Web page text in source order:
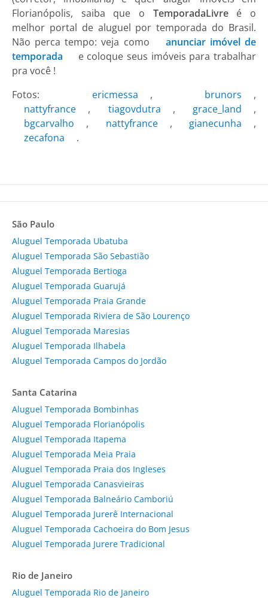
Florianópolis, saiba que o TemporadaLivreé o
melhor portal de aluguel por temporada do Brasil.
Não perca tempo: veja como
anunciar imóvel de
temporada
e coloque seus imóveis para trabalhar
pra você !
Fotos:
ericmessa , brunors
,
nattyfrance
, tiagovdutra , grace_land
,
bgcarvalho
, nattyfrance , gianecunha
,
zecafona
.
São Paulo
Aluguel Temporada Ubatuba
Aluguel Temporada São Sebastião
Aluguel Temporada Bertioga
Aluguel Temporada Guarujá
Aluguel Temporada Praia Grande
Aluguel Temporada Riviera de São Lourenço
Aluguel Temporada Maresias
Aluguel Temporada Ilhabela
Aluguel Temporada Campos do Jordão
Santa Catarina
Aluguel Temporada Bombinhas
Aluguel Temporada Florianópolis
Aluguel Temporada Itapema
Aluguel Temporada Meia Praia
Aluguel Temporada Praia dos Ingleses
Aluguel Temporada Canasvieiras
Aluguel Temporada Balneário Camboriú
Aluguel Temporada Jurerê Internacional
Aluguel Temporada Cachoeira do Bom Jesus
Aluguel Temporada Jurere Tradicional
Rio de Janeiro
Aluguel Temporada Rio de Janeiro